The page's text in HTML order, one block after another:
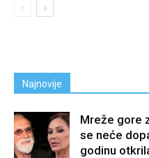
Najnovije
Mreže gore
se neće
godinu